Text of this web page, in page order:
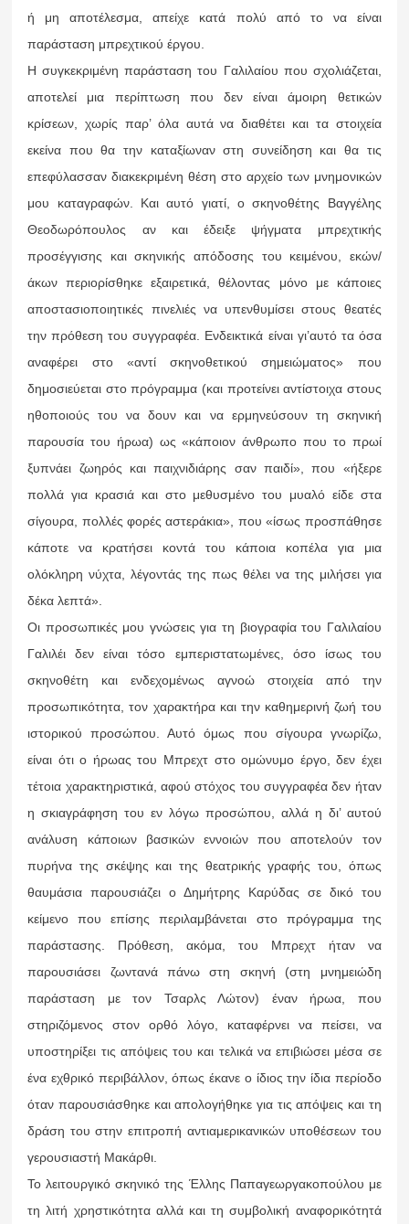
ή μη αποτέλεσμα, απείχε κατά πολύ από το να είναι
παράσταση μπρεχτικού έργου.
Η συγκεκριμένη παράσταση του Γαλιλαίου που σχολιάζεται,
αποτελεί μια περίπτωση που δεν είναι άμοιρη θετικών
κρίσεων, χωρίς παρ’ όλα αυτά να διαθέτει και τα στοιχεία
εκείνα που θα την καταξίωναν στη συνείδηση και θα τις
επεφύλασσαν διακεκριμένη θέση στο αρχείο των μνημονικών
μου καταγραφών. Και αυτό γιατί, ο σκηνοθέτης Βαγγέλης
Θεοδωρόπουλος αν και έδειξε ψήγματα μπρεχτικής
προσέγγισης και σκηνικής απόδοσης του κειμένου, εκών/
άκων περιορίσθηκε εξαιρετικά, θέλοντας μόνο με κάποιες
αποστασιοποιητικές πινελιές να υπενθυμίσει στους θεατές
την πρόθεση του συγγραφέα. Ενδεικτικά είναι γι’αυτό τα όσα
αναφέρει στο «αντί σκηνοθετικού σημειώματος» που
δημοσιεύεται στο πρόγραμμα (και προτείνει αντίστοιχα στους
ηθοποιούς του να δουν και να ερμηνεύσουν τη σκηνική
παρουσία του ήρωα) ως «κάποιον άνθρωπο που το πρωί
ξυπνάει ζωηρός και παιχνιδιάρης σαν παιδί», που «ήξερε
πολλά για κρασιά και στο μεθυσμένο του μυαλό είδε στα
σίγουρα, πολλές φορές αστεράκια», που «ίσως προσπάθησε
κάποτε να κρατήσει κοντά του κάποια κοπέλα για μια
ολόκληρη νύχτα, λέγοντάς της πως θέλει να της μιλήσει για
δέκα λεπτά».
Οι προσωπικές μου γνώσεις για τη βιογραφία του Γαλιλαίου
Γαλιλέι δεν είναι τόσο εμπεριστατωμένες, όσο ίσως του
σκηνοθέτη και ενδεχομένως αγνοώ στοιχεία από την
προσωπικότητα, τον χαρακτήρα και την καθημερινή ζωή του
ιστορικού προσώπου. Αυτό όμως που σίγουρα γνωρίζω,
είναι ότι ο ήρωας του Μπρεχτ στο ομώνυμο έργο, δεν έχει
τέτοια χαρακτηριστικά, αφού στόχος του συγγραφέα δεν ήταν
η σκιαγράφηση του εν λόγω προσώπου, αλλά η δι’ αυτού
ανάλυση κάποιων βασικών εννοιών που αποτελούν τον
πυρήνα της σκέψης και της θεατρικής γραφής του, όπως
θαυμάσια παρουσιάζει ο Δημήτρης Καρύδας σε δικό του
κείμενο που επίσης περιλαμβάνεται στο πρόγραμμα της
παράστασης. Πρόθεση, ακόμα, του Μπρεχτ ήταν να
παρουσιάσει ζωντανά πάνω στη σκηνή (στη μνημειώδη
παράσταση με τον Τσαρλς Λώτον) έναν ήρωα, που
στηριζόμενος στον ορθό λόγο, καταφέρνει να πείσει, να
υποστηρίξει τις απόψεις του και τελικά να επιβιώσει μέσα σε
ένα εχθρικό περιβάλλον, όπως έκανε ο ίδιος την ίδια περίοδο
όταν παρουσιάσθηκε και απολογήθηκε για τις απόψεις και τη
δράση του στην επιτροπή αντιαμερικανικών υποθέσεων του
γερουσιαστή Μακάρθι.
Το λειτουργικό σκηνικό της Έλλης Παπαγεωργακοπούλου με
τη λιτή χρηστικότητα αλλά και τη συμβολική αναφορικότητά